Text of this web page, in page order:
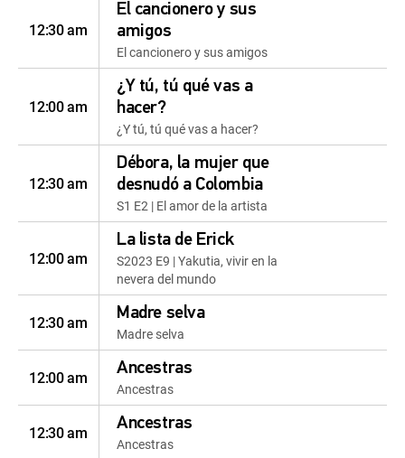
12:30 am
El cancionero y sus
amigos
El cancionero y sus amigos
12:00 am
¿Y tú, tú qué vas a
hacer?
¿Y tú, tú qué vas a hacer?
12:30 am
Débora, la mujer que
desnudó a Colombia
S1 E2 | El amor de la artista
12:00 am
La lista de Erick
S2023 E9 | Yakutia, vivir en la
nevera del mundo
12:30 am Madre selva
Madre selva
12:00 am Ancestras
Ancestras
12:30 am Ancestras
Ancestras